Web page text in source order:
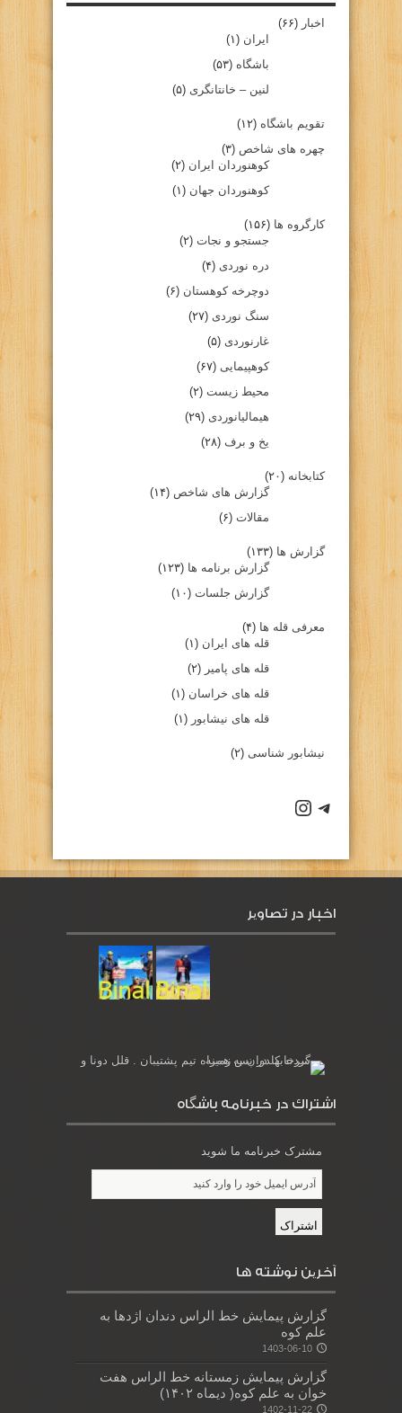
اخبار (۶۶)
ایران (۱)
باشگاه (۵۳)
لنین – خانتانگری (۵)
تقویم باشگاه (۱۲)
چهره های شاخص (۳)
کوهنوردان ایران (۲)
کوهنوردان جهان (۱)
کارگروه ها (۱۵۶)
جستجو و نجات (۲)
دره نوردی (۴)
دوچرخه کوهستان (۶)
سنگ نوردی (۲۷)
غارنوردی (۵)
کوهپیمایی (۶۷)
محیط زیست (۲)
هیمالیانوردی (۲۹)
یخ و برف (۲۸)
کتابخانه (۲۰)
گزارش های شاخص (۱۴)
مقالات (۶)
گزارش ها (۱۳۳)
گزارش برنامه ها (۱۲۳)
گزارش جلسات (۱۰)
معرفی قله ها (۴)
قله های ایران (۱)
قله های پامیر (۲)
قله های خراسان (۱)
قله های نیشابور (۱)
نیشابور شناسی (۲)
كانال تلگرام باشگاه
صفحه اينستاگرام باشگاه
اخبار در تصاویر
اشتراك در خبرنامه باشگاه
مشترک خبرنامه ما شوید
آخرین نوشته ها
گزارش پیمایش خط الراس دندان اژدها به
علم کوه
1403-06-10
گزارش پیمایش زمستانه خط الراس هفت
خوان به علم کوه( دیماه ۱۴۰۲)
1402-11-22